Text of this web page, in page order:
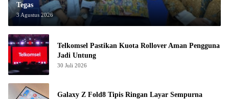
Tegas
3 Agustus 2026
Telkomsel Pastikan Kuota Rollover Aman Pengguna
Jadi Untung
30 Juli 2026
Galaxy Z Fold8 Tipis Ringan Layar Sempurna